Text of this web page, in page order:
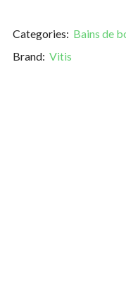
Categories: Bains de
Brand: Vitis